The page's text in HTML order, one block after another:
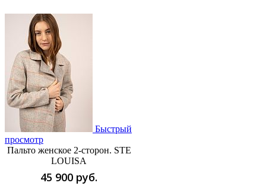
Быстрый
просмотр
Пальто женское 2-сторон. STE
LOUISA
45 900 руб.